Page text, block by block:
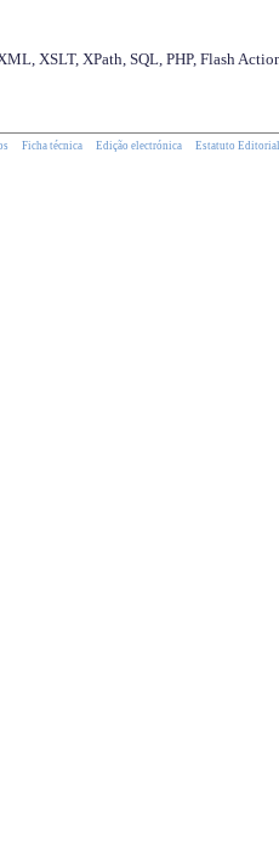
XSLT, XPath, SQL, PHP, Flash
Ficha técnica Edição electrónica Estatuto Editorial